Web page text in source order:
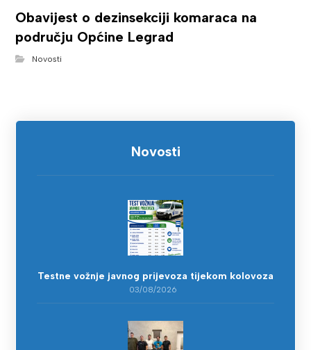
Obavijest o dezinsekciji komaraca na
području Općine Legrad
Novosti
Novosti
Testne vožnje javnog prijevoza tijekom kolovoza
03/08/2026